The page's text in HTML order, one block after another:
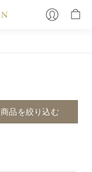
商品を絞り込む